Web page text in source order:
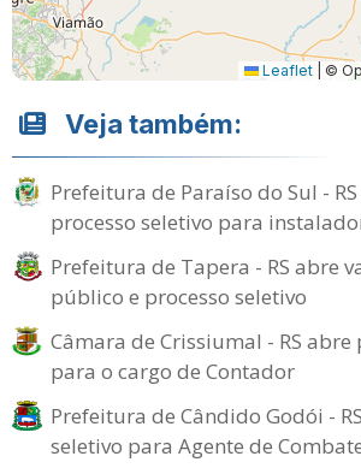
Leaflet ©
Veja também:
Prefeitura de Paraíso do Sul -
processo seletivo para
Prefeitura de Tapera - RS abre
público e processo seletivo
Câmara de Crissiumal - RS abre
para o cargo de Contador
Prefeitura de Cândido Godói -
seletivo para Agente de